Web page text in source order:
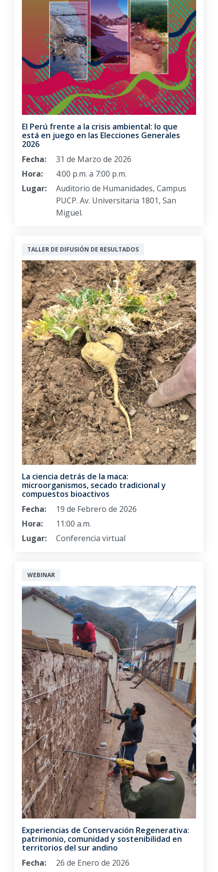
El Perú frente a la crisis ambiental: lo que
está en juego en las Elecciones Generales
2026
Fecha:
31 de Marzo de 2026
Hora:
4:00 p.m. a 7:00 p.m.
Lugar:
Auditorio de Humanidades, Campus
PUCP. Av. Universitaria 1801, San
Miguel.
TALLER DE DIFUSIÓN DE RESULTADOS
La ciencia detrás de la maca:
microorganismos, secado tradicional y
compuestos bioactivos
Fecha:
19 de Febrero de 2026
Hora:
11:00 a.m.
Lugar:
Conferencia virtual
WEBINAR
Experiencias de Conservación Regenerativa:
patrimonio, comunidad y sostenibilidad en
territorios del sur andino
Fecha:
26 de Enero de 2026